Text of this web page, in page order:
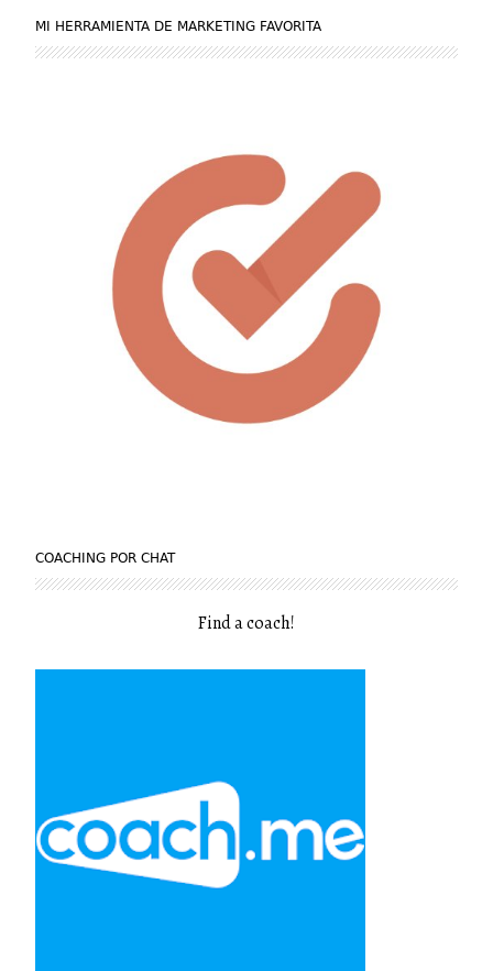
MI HERRAMIENTA DE MARKETING FAVORITA
COACHING POR CHAT
Find a coach!